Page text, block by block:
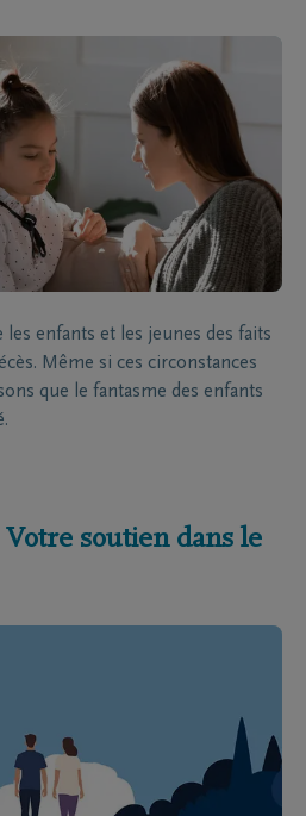
enfants et les jeunes des faits
Même si ces circonstances
que le fantasme des enfants
soutien dans le